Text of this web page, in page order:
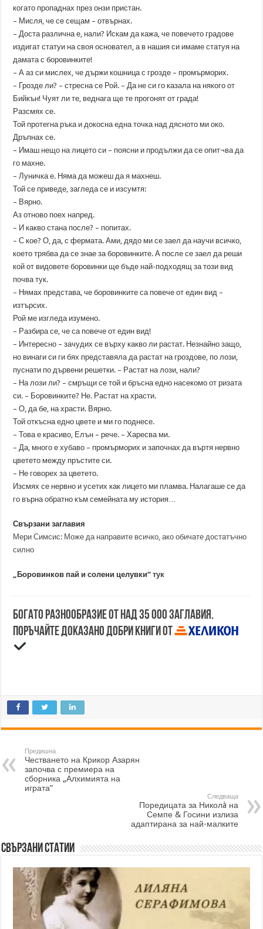
когато пропаднах през онзи пристан.
– Мисля, че се сещам – отвърнах.
– Доста различна е, нали? Искам да кажа, че повечето градове
издигат статуи на своя основател, а в нашия си имаме статуя на
дамата с боровинките!
– А аз си мислех, че държи кошница с грозде – промърморих.
– Грозде ли? – стресна се Рой. – Да не си го казала на някого от
Бийкън! Чуят ли те, веднага ще те прогонят от града!
Разсмях се.
Той протегна ръка и докосна една точка над дясното ми око.
Дръпнах се.
– Имаш нещо на лицето си – поясни и продължи да се опит¬ва да
го махне.
– Луничка е. Няма да можеш да я махнеш.
Той се приведе, загледа се и изсумтя:
– Вярно.
Аз отново поех напред.
– И какво стана после? – попитах.
– С кое? О, да, с фермата. Ами, дядо ми се заел да научи всичко,
което трябва да се знае за боровинките. А после се заел да реши
кой от видовете боровинки ще бъде най-подходящ за този вид
почва тук.
– Нямах представа, че боровинките са повече от един вид –
изтърсих.
Рой ме изгледа изумено.
– Разбира се, че са повече от един вид!
– Интересно – зачудих се върху какво ли растат. Незнайно защо,
но винаги си ги бях представяла да растат на гроздове, по лози,
пуснати по дървени решетки. – Растат на лози, нали?
– На лози ли? – смръщи се той и бръсна едно насекомо от ризата
си. – Боровинките? Не. Растат на храсти.
– О, да бе, на храсти. Вярно.
Той откъсна едно цвете и ми го поднесе.
– Това е красиво, Елън – рече. – Харесва ми.
– Да, много е хубаво – промърморих и започнах да въртя нервно
цветето между пръстите си.
– Не говорех за цветето.
Изсмях се нервно и усетих как лицето ми пламва. Налагаше се да
го върна обратно към семейната му история…
Свързани заглавия
Мери Симсис: Може да направите всичко, ако обичате достатъчно
силно
„Боровинков пай и солени целувки“тук
Богато разнообразие от над 35 000 заглавия.
Поръчайте доказано добри книги от
Предишна
Честването на Крикор Азарян
започва с премиера на
сборника „Алхимията на
играта”
Следваща
Поредицата за Николà на
Семпе & Госини излиза
адаптирана за най-малките
Свързани статии